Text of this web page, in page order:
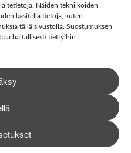
Näiden tekniikoiden
käsitellä tietoja, kuten
tällä sivustolla. Suostumuksen
haitallisesti tiettyihin
0